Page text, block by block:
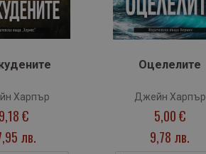
Харпър
€
лв.
Оцелелите
Джейн Харпър
5,00 €
9,78 лв.